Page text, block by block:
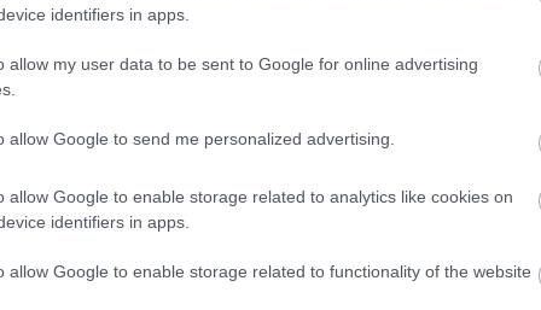
identifiers in apps.
allow my user data to be sent to Google for online advertising
allow Google to send me personalized advertising.
allow Google to enable storage related to analytics like cookies on
identifiers in apps.
allow Google to enable storage related to functionality of the website
η Ρωσία συνεχίζει να επιτίθεται στην
κράτη μέλη της ΕΕ που αγοράζουν